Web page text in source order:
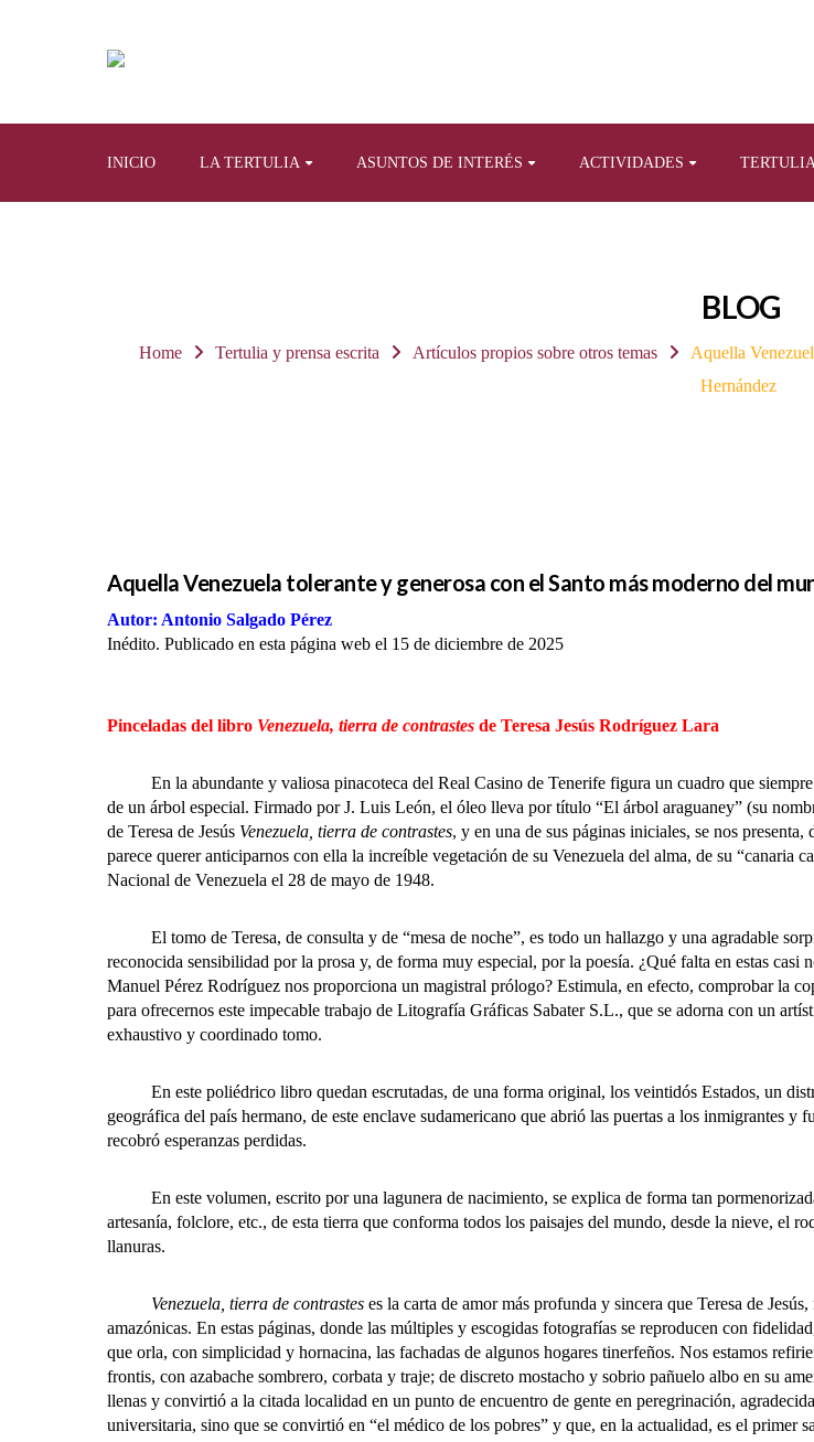
INICIO LA TERTULIA ASUNTOS DE INTERÉS ACTIVIDADES
BLOG
Home Tertulia y prensa escrita Artículos propios sobre otros temas
Aquella
Hernández
Aquella Venezuela tolerante y generosa con el Santo más moderno del
Autor: Antonio Salgado Pérez
Inédito. Publicado en esta página web el 15 de diciembre de 2025
Pinceladas del libro Venezuela, tierra de contrastes de Teresa Jesús Rodríguez Lara
En la abundante y valiosa pinacoteca del Real Casino de Tenerife figura un cuadro que siempre
de un árbol especial. Firmado por J. Luis León, el óleo lleva por título “El árbol araguaney” (su
de Teresa de Jesús Venezuela, tierra de contrastes, y en una de sus páginas iniciales, se nos
parece querer anticiparnos con ella la increíble vegetación de su Venezuela del alma, de su
Nacional de Venezuela el 28 de mayo de 1948.
El tomo de Teresa, de consulta y de “mesa de noche”, es todo un hallazgo y una agradable
reconocida sensibilidad por la prosa y, de forma muy especial, por la poesía. ¿Qué falta en estas
Manuel Pérez Rodríguez nos proporciona un magistral prólogo? Estimula, en efecto, comprobar la
para ofrecernos este impecable trabajo de Litografía Gráficas Sabater S.L., que se adorna con un
exhaustivo y coordinado tomo.
En este poliédrico libro quedan escrutadas, de una forma original, los veintidós Estados, un
geográfica del país hermano, de este enclave sudamericano que abrió las puertas a los inmigrantes
recobró esperanzas perdidas.
En este volumen, escrito por una lagunera de nacimiento, se explica de forma tan
artesanía, folclore, etc., de esta tierra que conforma todos los paisajes del mundo, desde la nieve, el
llanuras.
Venezuela, tierra de contrastes es la carta de amor más profunda y sincera que Teresa de
amazónicas. En estas páginas, donde las múltiples y escogidas fotografías se reproducen con
que orla, con simplicidad y hornacina, las fachadas de algunos hogares tinerfeños. Nos estamos
frontis, con azabache sombrero, corbata y traje; de discreto mostacho y sobrio pañuelo albo en su
llenas y convirtió a la citada localidad en un punto de encuentro de gente en peregrinación,
universitaria, sino que se convirtió en “el médico de los pobres” y que, en la actualidad, es el primer